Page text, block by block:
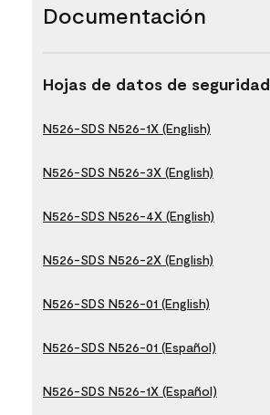
Documentación
Hojas de datos de seguridad
N526-SDS N526-1X (English)
N526-SDS N526-3X (English)
N526-SDS N526-4X (English)
N526-SDS N526-2X (English)
N526-SDS N526-01 (English)
N526-SDS N526-01 (Español)
N526-SDS N526-1X (Español)